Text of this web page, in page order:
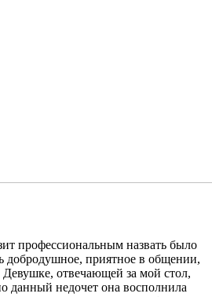
профессиональным назвать было
добродушное, приятное в общении,
Девушке, отвечающей за мой стол,
данный недочет она восполнила